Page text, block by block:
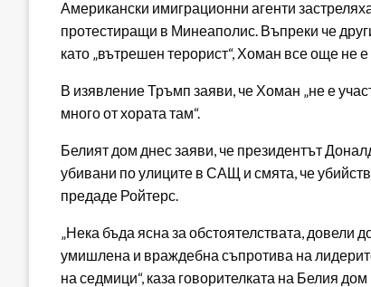
Американски имиграционни агенти
протестиращи в Минеаполис. Въпреки че
като „вътрешен терорист“, Хоман все още не
В изявление Тръмп заяви, че Хоман „не е
много от хората там“.
Белият дом днес заяви, че президентът
убивани по улиците в САЩ и смята, че
предаде Ройтерс.
„Нека бъда ясна за обстоятелствата, довели
умишлена и враждебна съпротива на
на седмици“, каза говорителката на Белия